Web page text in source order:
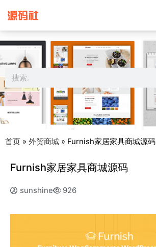
首页 » 外贸商城 » Furnish家居家具商城源码
Furnish家居家具商城源码
sunshine 926